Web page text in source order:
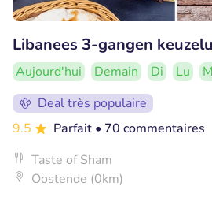
Libanees 3-gangen
Aujourd'hui Demain Di Lu
Deal très populaire
9.5
Parfait • 70 commentaires
Taste of Sham
Oostende (0km)